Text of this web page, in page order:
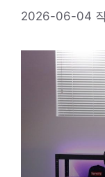
2026-06-04